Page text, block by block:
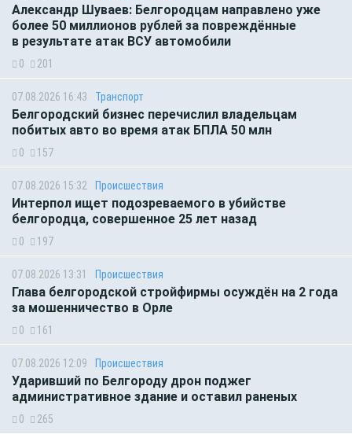
Александр Шуваев: Белгородцам направлено уже
более 50 миллионов рублей за повреждённые
в результате атак ВСУ автомобили
0 201
07.08.2026 16:43 Транспорт
Белгородский бизнес перечислил владельцам
побитых авто во время атак БПЛА 50 млн
0 157
07.08.2026 15:32 Происшествия
Интерпол ищет подозреваемого в убийстве
белгородца, совершенное 25 лет назад
0 197
07.08.2026 13:31 Происшествия
Глава белгородской стройфирмы осуждён на 2 года
за мошенничество в Орле
0 161
07.08.2026 12:09 Происшествия
Ударивший по Белгороду дрон поджег
административное здание и оставил раненых
0 265